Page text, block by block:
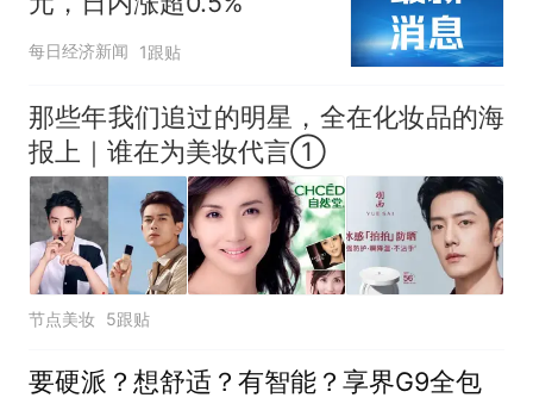
每日经济新闻 1跟贴
那些年我们追过的明星，全在化妆品的海
报上｜谁在为美妆代言①
节点美妆 5跟贴
要硬派？想舒适？有智能？享界G9全包